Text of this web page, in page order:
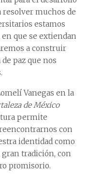
resolver muchos de
estamos
que se extiendan
a construir
paz que nos
Vanegas en la
de México
permite
con
identidad como
tradición, con
promisorio.